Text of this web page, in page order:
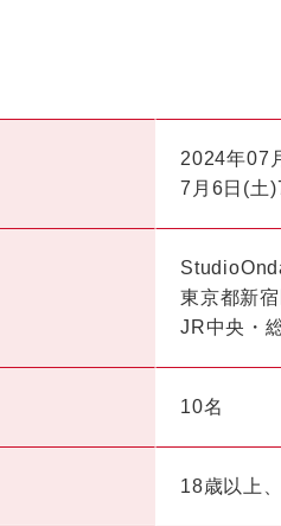
2024年07
7月6日(
東京都新
JR中央・
10名
18歳以上